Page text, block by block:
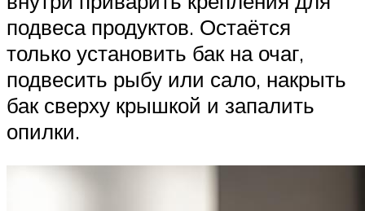
подвеса продуктов. Остаётся
только установить бак на очаг,
подвесить рыбу или сало, накрыть
бак сверху крышкой и запалить
опилки.